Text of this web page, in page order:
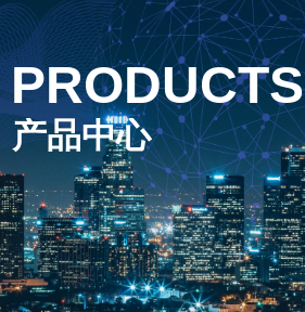
PRODUCTS
产品中心